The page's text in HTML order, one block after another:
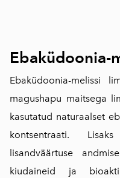
Ebaküdoonia-
Ebaküdoonia-melissi
magushapu maitsega
kasutatud naturaalset
kontsentraati.
lisandväärtuse
kiudaineid ja